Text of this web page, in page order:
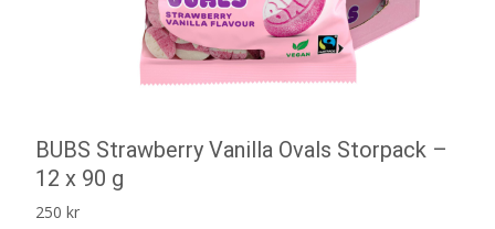
BUBS Strawberry Vanilla Ovals Storpack –
12 x 90 g
250 kr